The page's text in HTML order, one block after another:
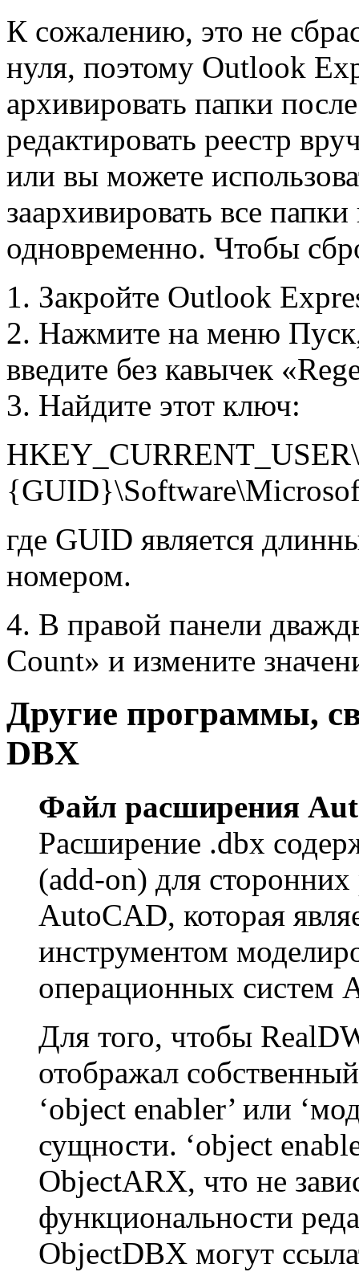
К сожалению, это не
нуля, поэтому Outlook
архивировать папки
редактировать реестр
или вы можете
заархивировать все
одновременно. Чтобы
1. Закройте Outlook
2. Нажмите на меню
введите без кавычек
3. Найдите этот ключ:
где GUID является
номером.
4. В правой панели
Count» и измените
Другие программы,
DBX
Файл расширения
Расширение .dbx
(add-on) для
AutoCAD, которая
инструментом
операционных систем
Для того, чтобы
отображал
‘object enabler’ или
сущности. ‘object
ObjectARX, что не
функциональности
ObjectDBX могут